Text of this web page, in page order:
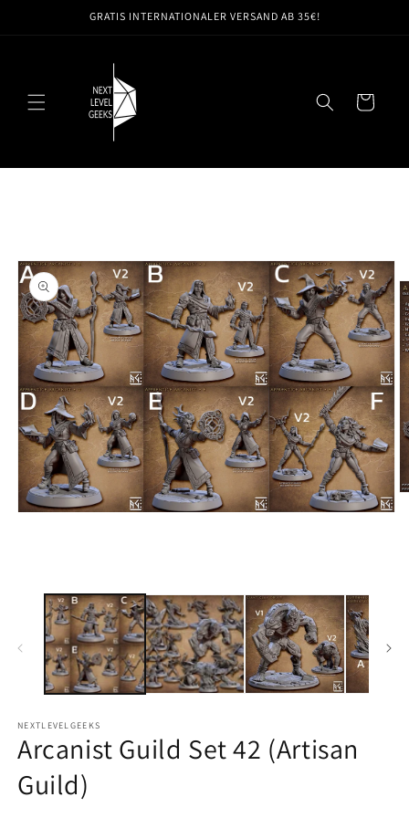
GRATIS INTERNATIONALER VERSAND AB 35€!
Warenkorb
NEXTLEVELGEEKS
Arcanist Guild Set 42 (Artisan
Guild)